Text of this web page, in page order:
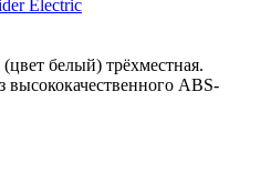
белый) трёхместная.
ABS-